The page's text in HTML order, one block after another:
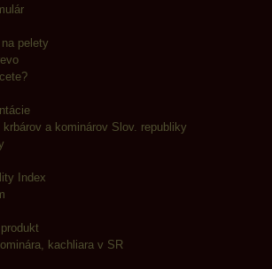
pelety
krbárov a kominárov Slov. republiky
Index
kachliara v SR